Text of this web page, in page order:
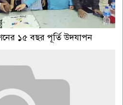
১৫ বছর পূর্তি উদযাপন